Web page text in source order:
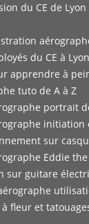
du CE de
du CE à Lyon
apprendre à
tuto de A à Z
portrait
initiation
sur
Eddie
sur guitare
à fleur et